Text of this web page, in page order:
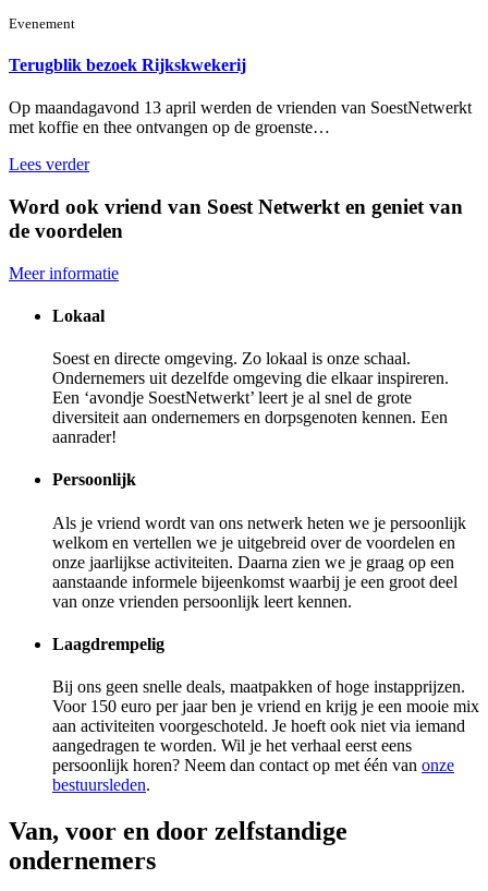
Evenement
Terugblik bezoek Rijkskwekerij
Op maandagavond 13 april werden de vrienden van SoestNetwerkt
met koffie en thee ontvangen op de groenste…
Lees verder
Word ook vriend van Soest Netwerkt en geniet van
de voordelen
Meer informatie
Lokaal
Soest en directe omgeving. Zo lokaal is onze schaal.
Ondernemers uit dezelfde omgeving die elkaar inspireren.
Een ‘avondje SoestNetwerkt’ leert je al snel de grote
diversiteit aan ondernemers en dorpsgenoten kennen. Een
aanrader!
Persoonlijk
Als je vriend wordt van ons netwerk heten we je persoonlijk
welkom en vertellen we je uitgebreid over de voordelen en
onze jaarlijkse activiteiten. Daarna zien we je graag op een
aanstaande informele bijeenkomst waarbij je een groot deel
van onze vrienden persoonlijk leert kennen.
Laagdrempelig
Bij ons geen snelle deals, maatpakken of hoge instapprijzen.
Voor 150 euro per jaar ben je vriend en krijg je een mooie mix
aan activiteiten voorgeschoteld. Je hoeft ook niet via iemand
aangedragen te worden. Wil je het verhaal eerst eens
persoonlijk horen? Neem dan contact op met één van onze
bestuursleden.
Van, voor en door zelfstandige
ondernemers